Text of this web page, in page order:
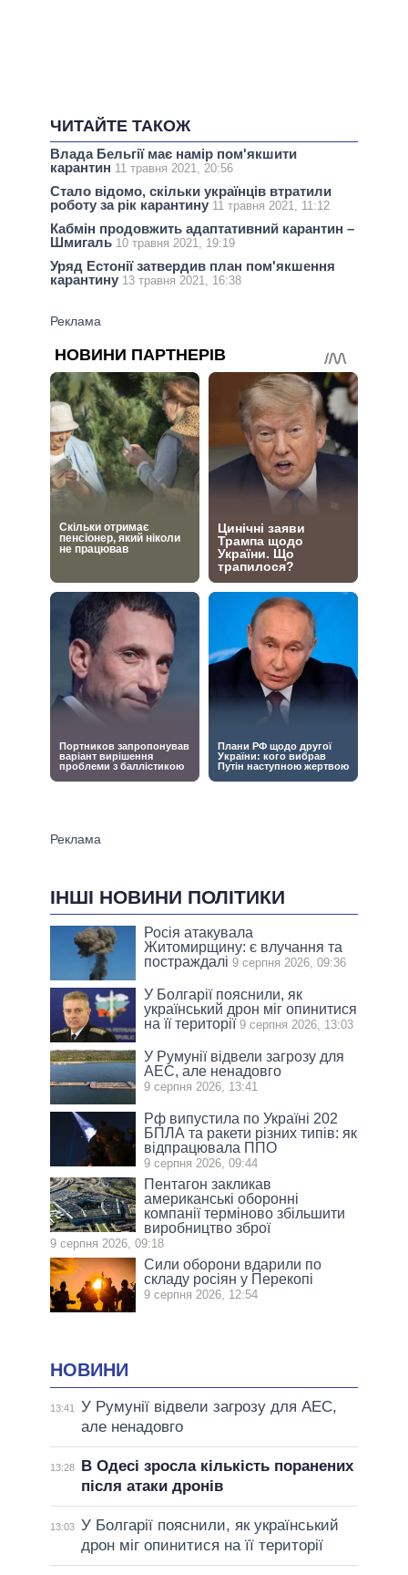
ЧИТАЙТЕ ТАКОЖ
Влада Бельгії має намір пом'якшити
карантин 11 травня 2021, 20:56
Стало відомо, скільки українців втратили
роботу за рік карантину 11 травня 2021, 11:12
Кабмін продовжить адаптативний карантин –
Шмигаль 10 травня 2021, 19:19
Уряд Естонії затвердив план пом'якшення
карантину 13 травня 2021, 16:38
ІНШІ НОВИНИ ПОЛІТИКИ
Росія атакувала
Житомирщину: є влучання та
постраждалі 9 серпня 2026, 09:36
У Болгарії пояснили, як
український дрон міг опинитися
на її території 9 серпня 2026, 13:03
У Румунії відвели загрозу для
АЕС, але ненадовго
9 серпня 2026, 13:41
Рф випустила по Україні 202
БПЛА та ракети різних типів: як
відпрацювала ППО
9 серпня 2026, 09:44
Пентагон закликав
американські оборонні
компанії терміново збільшити
виробництво зброї
9 серпня 2026, 09:18
Сили оборони вдарили по
складу росіян у Перекопі
9 серпня 2026, 12:54
НОВИНИ
13:41
У Румунії відвели загрозу для АЕС,
але ненадовго
13:28
В Одесі зросла кількість поранених
після атаки дронів
13:03 У Болгарії пояснили, як український
дрон міг опинитися на її території